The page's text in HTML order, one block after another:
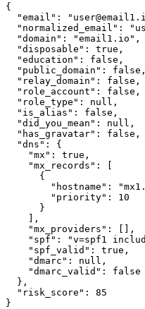
{
"email":
"normalized_email":
  "domain": "email1.io",
  "disposable": true,
  "education": false,
  "public_domain": false,
  "relay_domain": false,
  "role_account": false,
  "role_type": null,
  "is_alias": false,
  "did_you_mean": null,
  "has_gravatar": false,
  "dns": {
    "mx": true,
    "mx_records": [
      {
"hostname":
        "priority": 10
      }
    ],
    "mx_providers": [],
"spf": "v=spf1
    "spf_valid": true,
    "dmarc": null,
    "dmarc_valid": false
  },
  "risk_score": 85
}